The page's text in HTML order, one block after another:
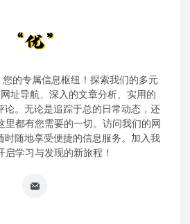
的专属信息枢纽！探索我们的多元
址导航、深入的文章分析、实用的
论。无论是追踪于总的日常动态，还
里都有您需要的一切。访问我们的网
时随地享受便捷的信息服务。加入我
启学习与发现的新旅程！